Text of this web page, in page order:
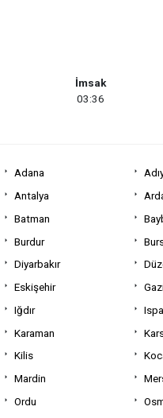
İmsak
03:36
Adana
Antalya
Batman
Burdur
Diyarbakır
Eskişehir
Iğdır
Karaman
Kilis
Mardin
Ordu